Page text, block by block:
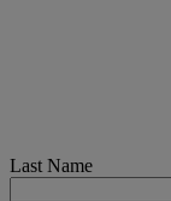
Last Name